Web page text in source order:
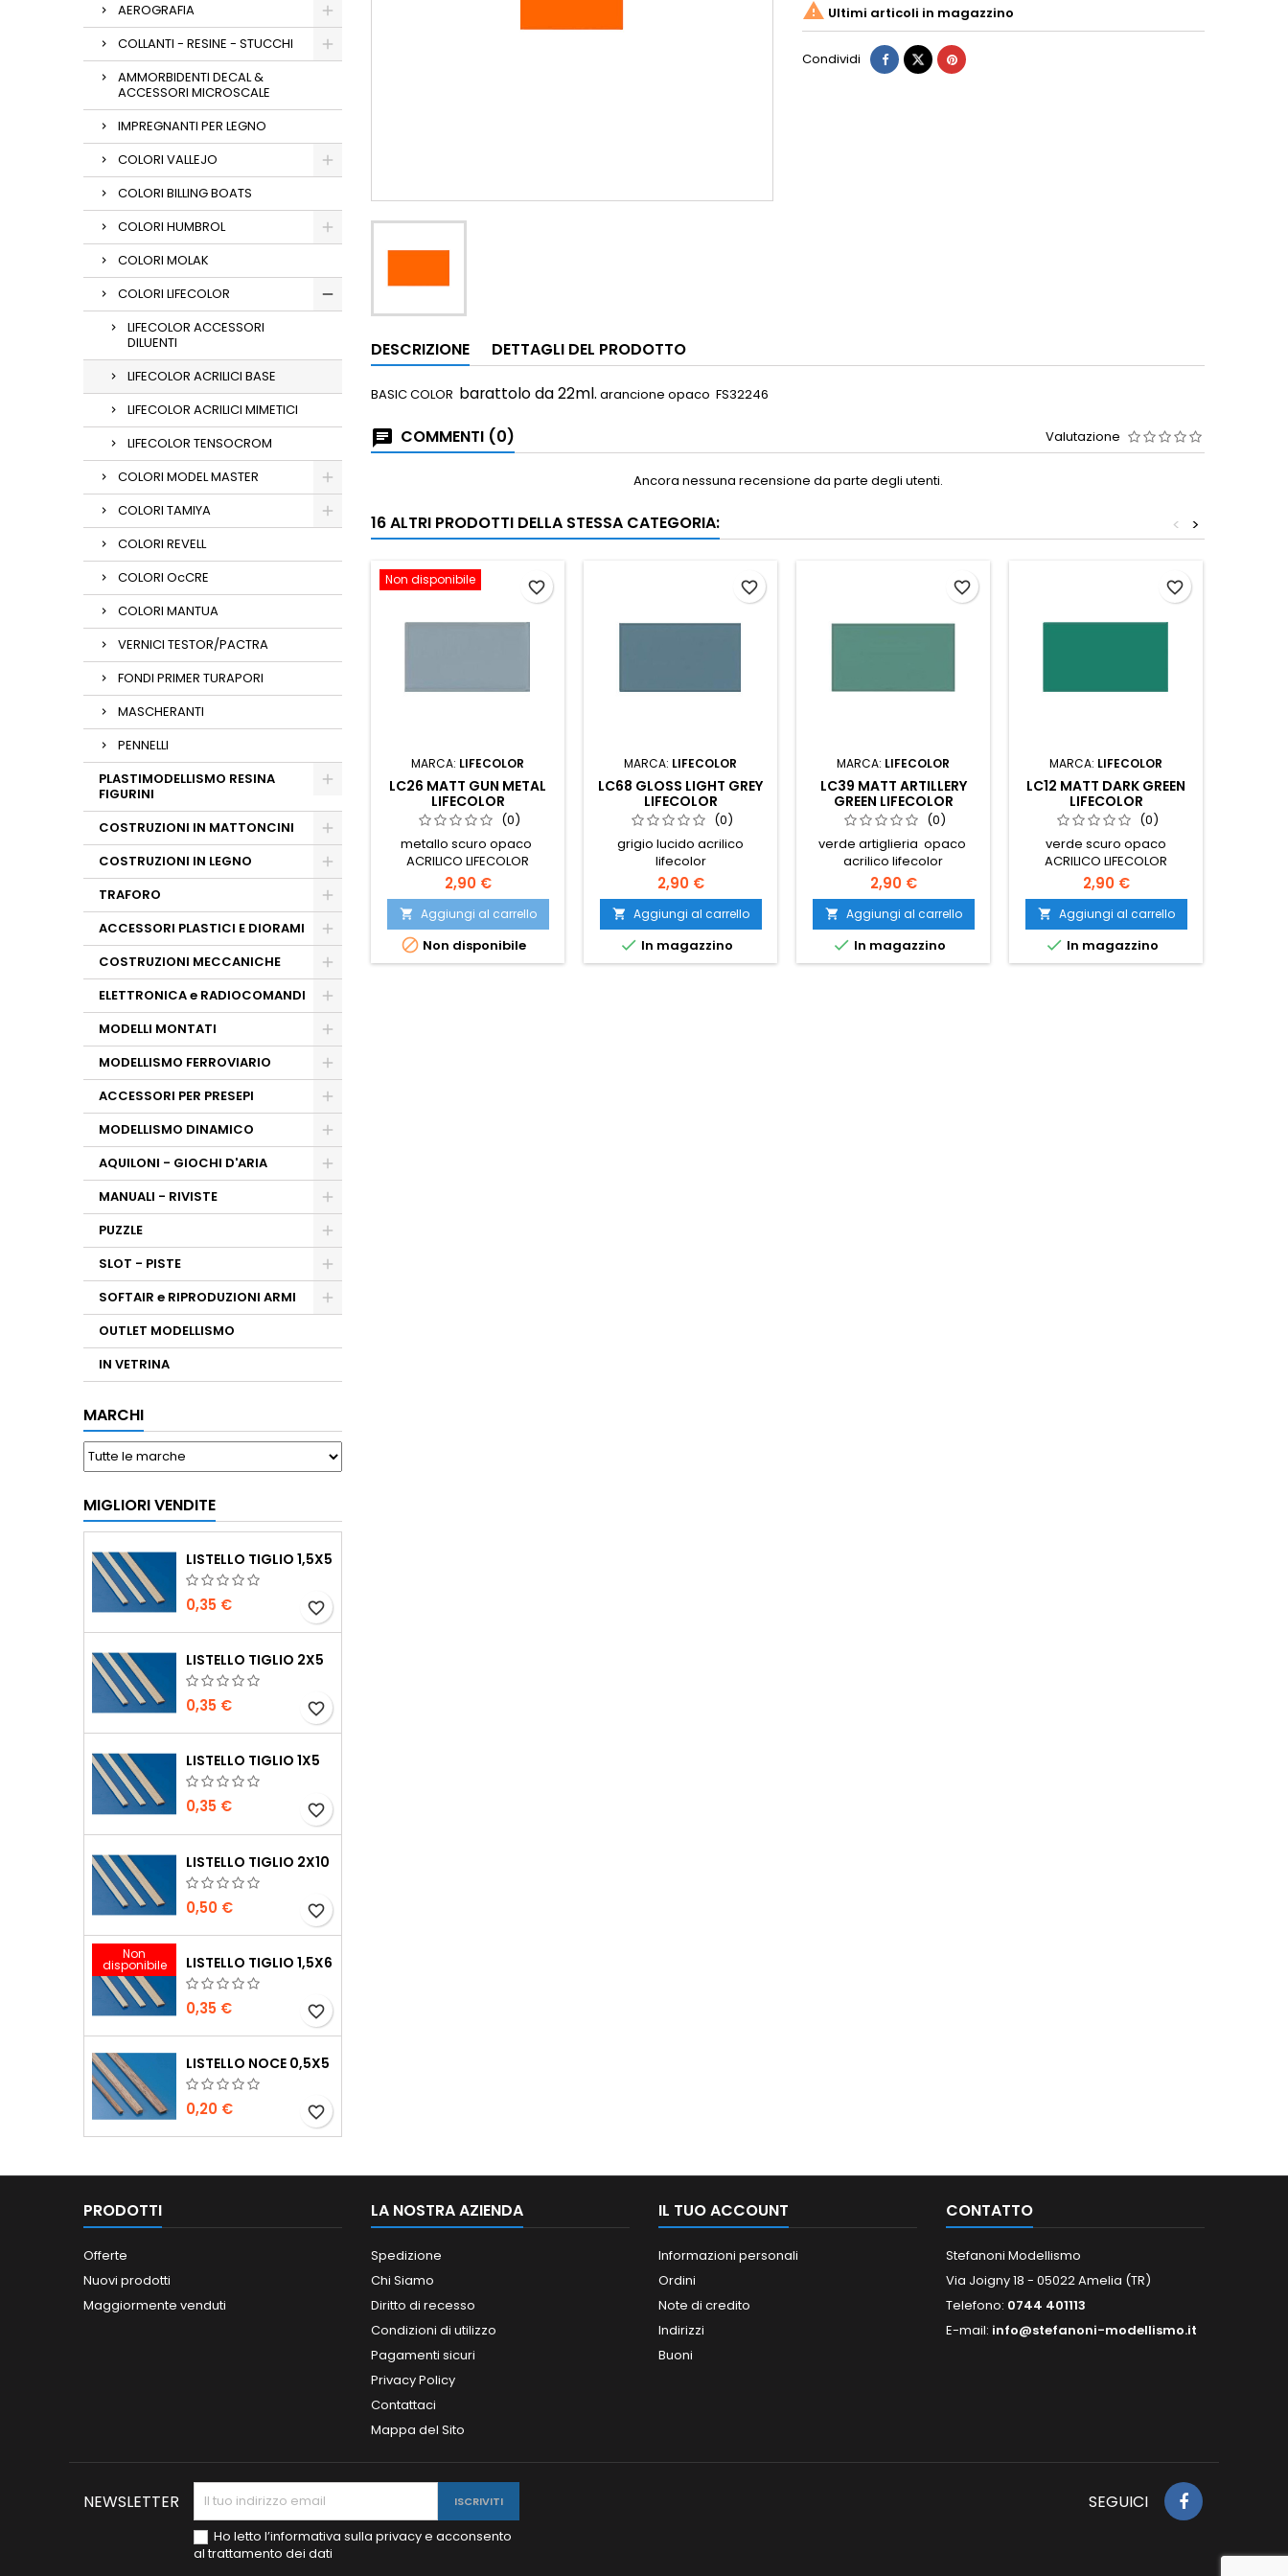
AEROGRAFIA
COLLANTI - RESINE - STUCCHI
AMMORBIDENTI DECAL &
ACCESSORI MICROSCALE
IMPREGNANTI PER LEGNO
COLORI VALLEJO
COLORI BILLING BOATS
COLORI HUMBROL
COLORI MOLAK
COLORI LIFECOLOR
LIFECOLOR ACCESSORI
DILUENTI
LIFECOLOR ACRILICI BASE
LIFECOLOR ACRILICI MIMETICI
LIFECOLOR TENSOCROM
COLORI MODEL MASTER
COLORI TAMIYA
COLORI REVELL
COLORI OcCRE
COLORI MANTUA
VERNICI TESTOR/PACTRA
FONDI PRIMER TURAPORI
MASCHERANTI
PENNELLI
PLASTIMODELLISMO RESINA
FIGURINI
COSTRUZIONI IN MATTONCINI
COSTRUZIONI IN LEGNO
TRAFORO
ACCESSORI PLASTICI E DIORAMI
COSTRUZIONI MECCANICHE
ELETTRONICA e RADIOCOMANDI
MODELLI MONTATI
MODELLISMO FERROVIARIO
ACCESSORI PER PRESEPI
MODELLISMO DINAMICO
AQUILONI - GIOCHI D'ARIA
MANUALI - RIVISTE
PUZZLE
SLOT - PISTE
SOFTAIR e RIPRODUZIONI ARMI
OUTLET MODELLISMO
IN VETRINA
MARCHI
MIGLIORI VENDITE
LISTELLO TIGLIO 1,5X5
0,35 € favorite_border
LISTELLO TIGLIO 2X5
0,35 € favorite_border
LISTELLO TIGLIO 1X5
0,35 € favorite_border
LISTELLO TIGLIO 2X10
0,50 € favorite_border
Non
disponibile LISTELLO TIGLIO 1,5X6
0,35 € favorite_border
LISTELLO NOCE 0,5X5
0,20 € favorite_border
 Ultimi articoli in magazzino
Condividi
DESCRIZIONE DETTAGLI DEL PRODOTTO
BASIC COLOR barattolo da 22ml. arancione opaco FS32246
COMMENTI (0) Valutazione
Ancora nessuna recensione da parte degli utenti.
16 ALTRI PRODOTTI DELLA STESSA CATEGORIA: >
<
Non disponibile
MARCA: LIFECOLOR
LC26 MATT GUN METAL
LIFECOLOR
(0)
metallo scuro opaco
ACRILICO LIFECOLOR
2,90 €
 Aggiungi al carrello
 Non disponibile
favorite_border
MARCA: LIFECOLOR
LC68 GLOSS LIGHT GREY
LIFECOLOR
(0)
grigio lucido acrilico
lifecolor
2,90 €
 Aggiungi al carrello
 In magazzino
favorite_border
MARCA: LIFECOLOR
LC39 MATT ARTILLERY
GREEN LIFECOLOR
(0)
verde artiglieria opaco
acrilico lifecolor
2,90 €
 Aggiungi al carrello
 In magazzino
favorite_border
MARCA: LIFECOLOR
LC12 MATT DARK GREEN
LIFECOLOR
(0)
verde scuro opaco
ACRILICO LIFECOLOR
2,90 €
 Aggiungi al carrello
 In magazzino
favorite_border
PRODOTTI
Offerte
Nuovi prodotti
Maggiormente venduti
LA NOSTRA AZIENDA
Spedizione
Chi Siamo
Diritto di recesso
Condizioni di utilizzo
Pagamenti sicuri
Privacy Policy
Contattaci
Mappa del Sito
IL TUO ACCOUNT
Informazioni personali
Ordini
Note di credito
Indirizzi
Buoni
CONTATTO
Stefanoni Modellismo
Via Joigny 18 - 05022 Amelia (TR)
Telefono: 0744 401113
E-mail: info@stefanoni-modellismo.it
NEWSLETTER
Ho letto l’informativa sulla privacy e acconsento
al trattamento dei dati
SEGUICI